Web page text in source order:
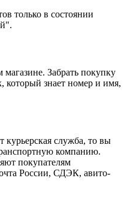
только в состоянии
Забрать покупку
который знает номер и имя,
курьерская служба, то вы
компанию.
покупателям
России, СДЭК, авито-